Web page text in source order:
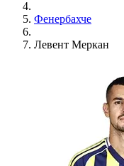
Фенербахче
Левент Меркан